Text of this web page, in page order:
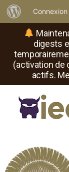
digests
(activation de
actifs.
propos
de
WordPress
Connexion
le
rôliste